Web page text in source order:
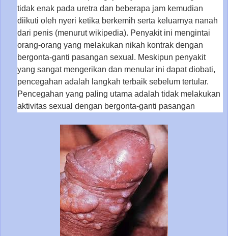
tidak enak pada uretra dan beberapa jam kemudian
diikuti oleh nyeri ketika berkemih serta keluarnya nanah
dari penis (menurut wikipedia). Penyakit ini mengintai
orang-orang yang melakukan nikah kontrak dengan
bergonta-ganti pasangan sexual. Meskipun penyakit
yang sangat mengerikan dan menular ini dapat diobati,
pencegahan adalah langkah terbaik sebelum tertular.
Pencegahan yang paling utama adalah tidak melakukan
aktivitas sexual dengan bergonta-ganti pasangan